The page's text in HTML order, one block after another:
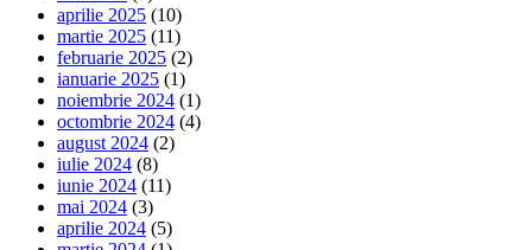
aprilie 2025 (10)
martie 2025 (11)
februarie 2025 (2)
ianuarie 2025 (1)
noiembrie 2024 (1)
octombrie 2024 (4)
august 2024 (2)
iulie 2024 (8)
iunie 2024 (11)
mai 2024 (3)
aprilie 2024 (5)